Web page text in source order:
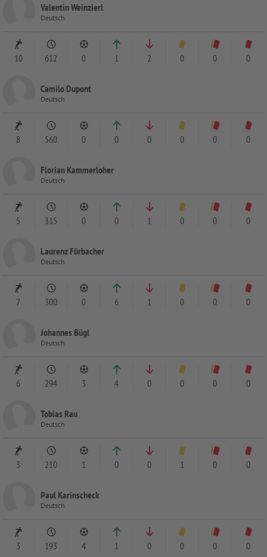
Valentin Weinzierl
Deutsch
10 612 0 1 2 0 0 0
Camilo Dupont
Deutsch
8 560 0 0 0 0 0 0
Florian Kammerloher
Deutsch
5 315 0 0 1 0 0 0
Laurenz Fürbacher
Deutsch
7 300 0 6 1 0 0 0
Johannes Bügl
Deutsch
6 294 3 4 0 0 0 0
Tobias Rau
Deutsch
3 210 1 0 0 1 0 0
Paul Karinscheck
Deutsch
3 193 4 1 0 0 0 0